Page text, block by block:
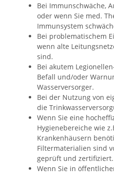
Bei Immunschwäche,
oder wenn Sie med.
Immunsystem
Bei problematischem
wenn alte
sind.
Bei akutem
Befall und/oder
Wasserversorger.
Bei der Nutzung von
die
Wenn Sie eine
Hygienebereiche wie
Krankenhäusern
Filtermaterialien sind
geprüft und zertifiziert.
Wenn Sie in